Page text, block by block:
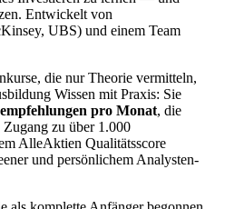
Entwickelt von
UBS) und einem Team
die nur Theorie vermitteln,
Wissen mit Praxis: Sie
pro Monat, die
zu über 1.000
AlleAktien Qualitätsscore
und persönlichem Analysten-